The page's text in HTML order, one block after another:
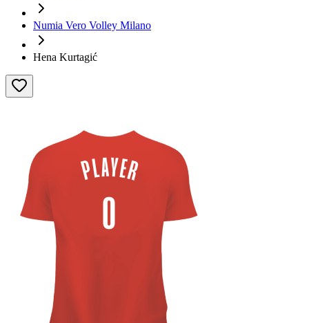
Numia Vero Volley Milano
Hena Kurtagić